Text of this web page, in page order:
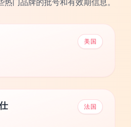
美国
法国